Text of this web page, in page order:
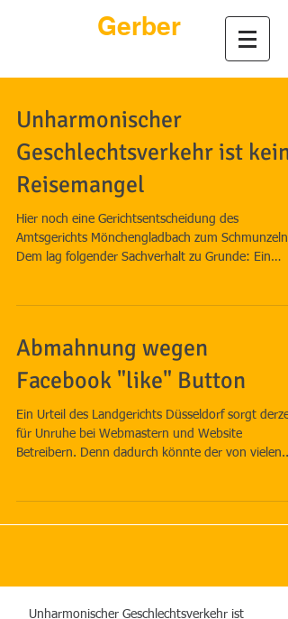
Gerber
Unharmonischer
Geschlechtsverkehr ist kein
Reisemangel
Hier noch eine Gerichtsentscheidung des
Amtsgerichts Mönchengladbach zum Schmunzeln:
Dem lag folgender Sachverhalt zu Grunde: Ein
Abmahnung wegen
Facebook "like" Button
Ein Urteil des Landgerichts Düsseldorf sorgt
für Unruhe bei Webmastern und Website
Betreibern. Denn dadurch könnte der von vielen...
Unharmonischer Geschlechtsverkehr ist